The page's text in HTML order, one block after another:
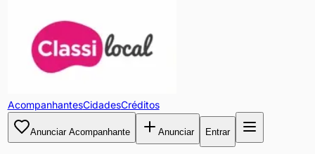
AcompanhantesCidadesCréditos
Anunciar Acompanhante Anunciar Entrar